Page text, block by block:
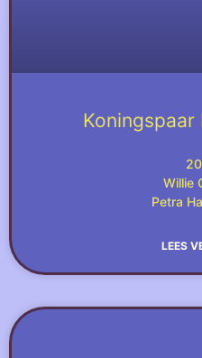
Willie
Petra
LEES